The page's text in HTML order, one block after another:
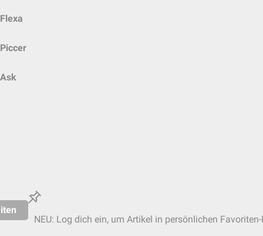
Flexa
Piccer
Ask
NEU: Log dich ein, um Artikel in persönlichen